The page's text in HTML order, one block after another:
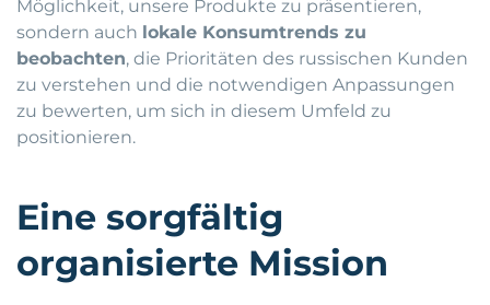
Möglichkeit, unsere Produkte zu präsentieren,
sondern auch lokale Konsumtrends zu
beobachten, die Prioritäten des russischen Kunden
zu verstehen und die notwendigen Anpassungen
zu bewerten, um sich in diesem Umfeld zu
positionieren.
Eine sorgfältig
organisierte Mission